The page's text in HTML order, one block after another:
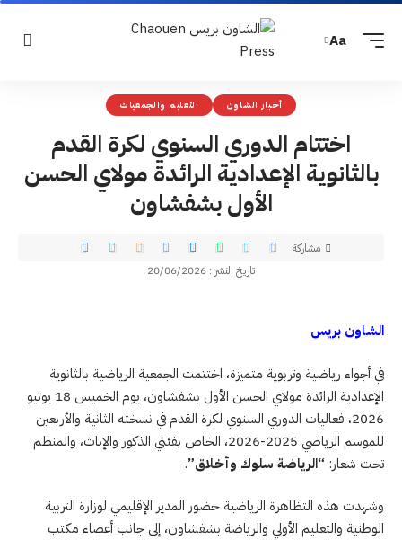
Aa
أخبار الشاون التعليم والجمعيات
اختتام الدوري السنوي لكرة القدم
بالثانوية الإعدادية الرائدة مولاي الحسن
الأول بشفشاون
تاريخ النشر : 20/06/2026
مشاركة
الشاون بريس
في أجواء رياضية وتربوية متميزة، اختتمت الجمعية الرياضية بالثانوية
الإعدادية الرائدة مولاي الحسن الأول بشفشاون، يوم الخميس 18 يونيو
2026، فعاليات الدوري السنوي لكرة القدم في نسخته الثانية والأربعين
للموسم الرياضي 2025-2026، الخاص بفئتي الذكور والإناث، والمنظم
تحت شعار: “الرياضة سلوك وأخلاق”.
وشهدت هذه التظاهرة الرياضية حضور المدير الإقليمي لوزارة التربية
الوطنية والتعليم الأولي والرياضة بشفشاون، إلى جانب أعضاء مكتب